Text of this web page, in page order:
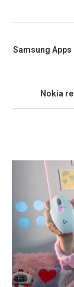
Samsung
Nokia